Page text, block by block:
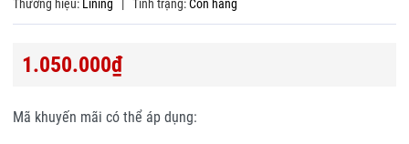
Thương hiệu: Lining | Tình trạng:Còn hàng
1.050.000₫
Mã khuyến mãi có thể áp dụng: